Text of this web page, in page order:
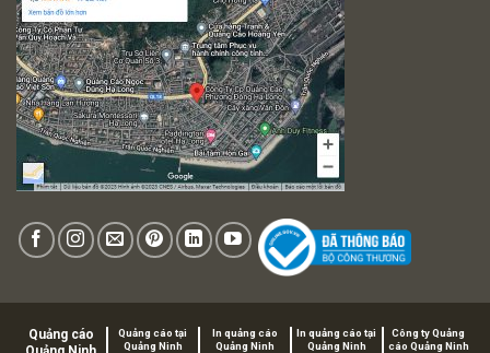
Quảng cáo
Quảng cáo tại
Quảng Ninh
In quảng cáo
Quảng Ninh
In quảng cáo tại
Quảng Ninh
Công ty Quảng
cáo Quảng Ninh